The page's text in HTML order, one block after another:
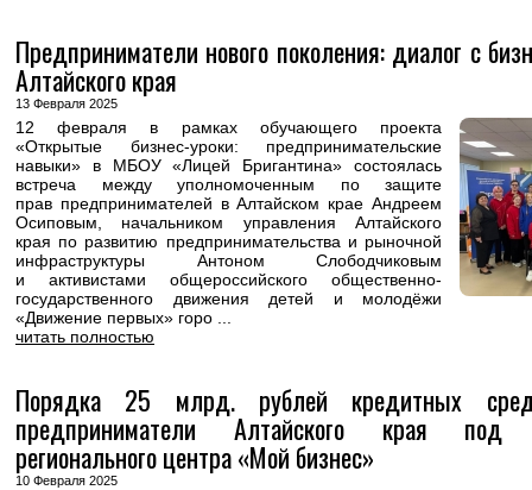
Предприниматели нового поколения: диалог с
Алтайского края
13 Февраля 2025
12 февраля в рамках обучающего проекта
«Открытые бизнес-уроки: предпринимательские
навыки» в МБОУ «Лицей Бригантина» состоялась
встреча между уполномоченным по защите
прав предпринимателей в Алтайском крае Андреем
Осиповым, начальником управления Алтайского
края по развитию предпринимательства и рыночной
инфраструктуры Антоном Слободчиковым
и активистами общероссийского общественно-
государственного движения детей и молодёжи
«Движение первых» горо ...
читать полностью
Порядка 25 млрд. рублей кредитных
предприниматели Алтайского края под
регионального центра «Мой бизнес»
10 Февраля 2025